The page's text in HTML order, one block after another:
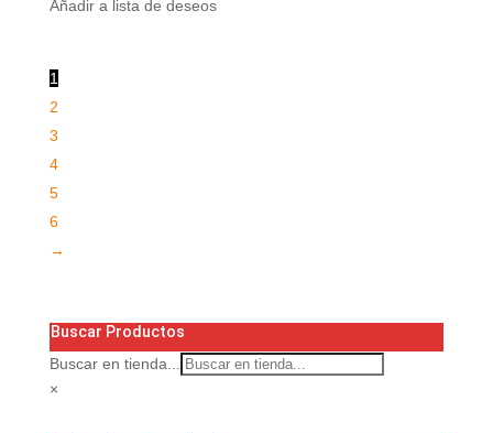
Añadir a lista de deseos
1
2
3
4
5
6
→
Buscar Productos
Buscar en tienda...
×